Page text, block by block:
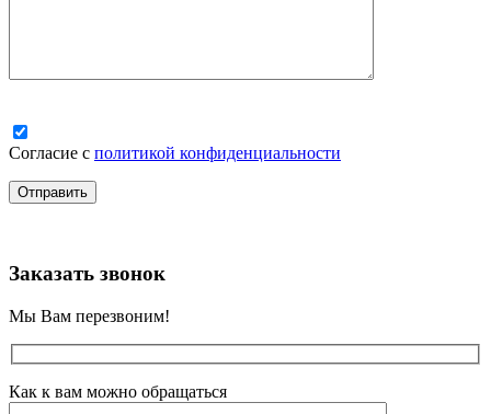
Согласие с политикой конфиденциальности
Заказать звонок
Мы Вам перезвоним!
Как к вам можно обращаться